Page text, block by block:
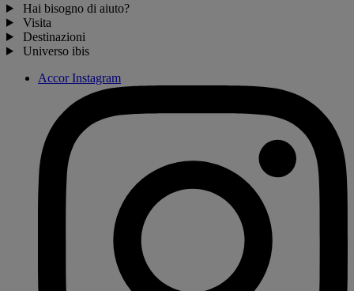
Hai bisogno di aiuto?
Visita
Destinazioni
Universo ibis
Accor Instagram